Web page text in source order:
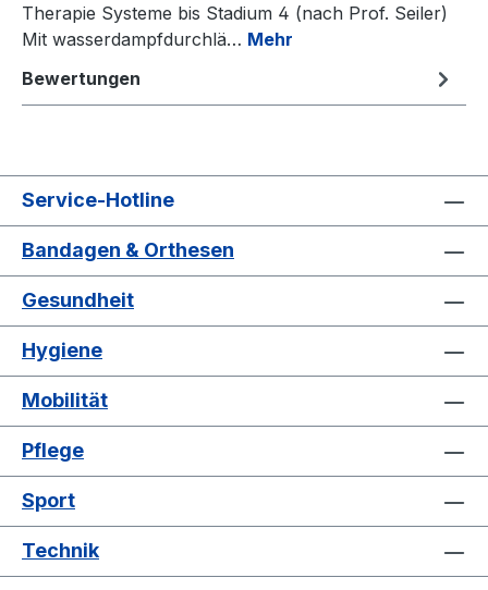
Therapie Systeme bis Stadium 4 (nach Prof. Seiler)
Mit wasserdampfdurchlä… Mehr
Bewertungen
Service-Hotline
Bandagen & Orthesen
Gesundheit
Hygiene
Mobilität
Pflege
Sport
Technik